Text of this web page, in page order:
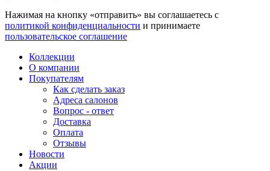
Нажимая на кнопку «отправить» вы соглашаетесь с
политикой конфиденциальности и принимаете
пользовательское соглашение
Коллекции
О компании
Покупателям
Как сделать заказ
Адреса салонов
Вопрос - ответ
Доставка
Оплата
Отзывы
Новости
Акции